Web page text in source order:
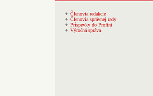
Členovia redakcie
Členovia správnej rady
Príspevky do Profini
Výročná správa